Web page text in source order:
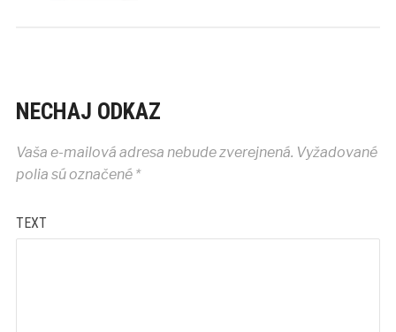
NECHAJ ODKAZ
Vaša e-mailová adresa nebude zverejnená. Vyžadované
polia sú označené *
TEXT